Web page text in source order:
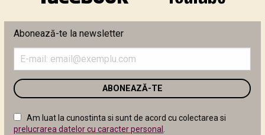
Abonează-te la newsletter
adresa
email
în
următor
Am luat la cunostinta si sunt de acord cu colectarea si
prelucrarea datelor cu caracter personal .